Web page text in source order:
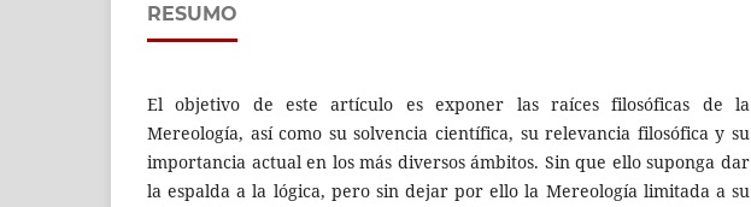
RESUMO
El objetivo de este artículo es exponer las raíces filosóficas de la
Mereología, así como su solvencia científica, su relevancia filosófica y su
importancia actual en los más diversos ámbitos. Sin que ello suponga dar
la espalda a la lógica, pero sin dejar por ello la Mereología limitada a su